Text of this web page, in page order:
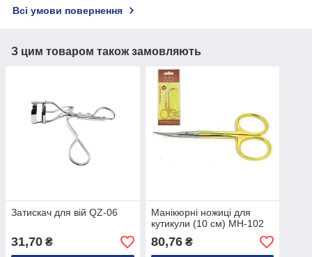
Всі умови повернення
З цим товаром також замовляють
Затискач для вій QZ-06
31,70 ₴
Манікюрні ножиці для
кутикули (10 см) MH-102
80,76₴